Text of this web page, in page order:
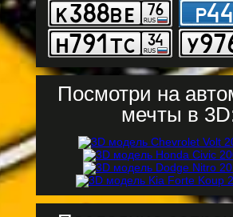
Посмотри на
мечты в